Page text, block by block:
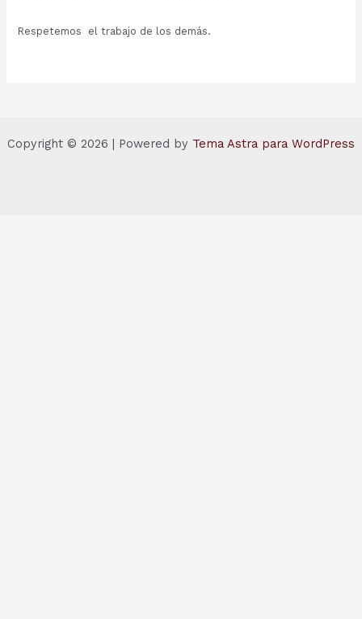
Respetemos el trabajo de los demás.
Copyright © 2026 | Powered by Tema Astra para WordPress